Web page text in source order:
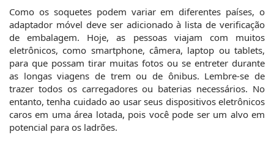
Como os soquetes podem variar em diferentes países, o
adaptador móvel deve ser adicionado à lista de verificação
de embalagem. Hoje, as pessoas viajam com muitos
eletrônicos, como smartphone, câmera, laptop ou tablets,
para que possam tirar muitas fotos ou se entreter durante
as longas viagens de trem ou de ônibus. Lembre-se de
trazer todos os carregadores ou baterias necessários. No
entanto, tenha cuidado ao usar seus dispositivos eletrônicos
caros em uma área lotada, pois você pode ser um alvo em
potencial para os ladrões.